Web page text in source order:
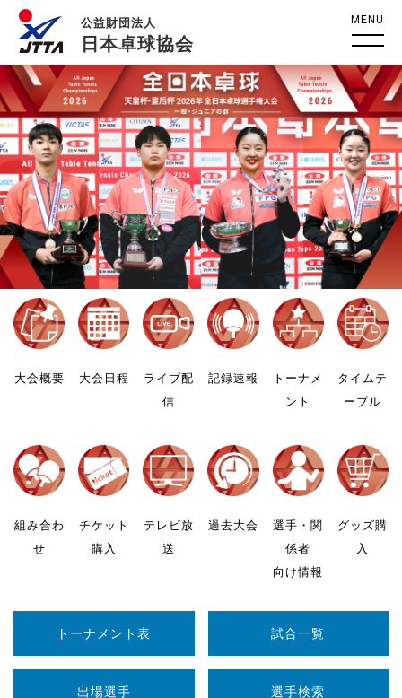
公益財団法人
日本卓球協会
MENU
大会概要 大会日程
ライブ配
信
記録速報
トーナメ
ント
タイムテ
ーブル
組み合わ
せ
チケット
購入
テレビ放
送
過去大会
選手・関
係者
向け情報
グッズ購
入
トーナメント表 試合一覧
出場選手 選手検索